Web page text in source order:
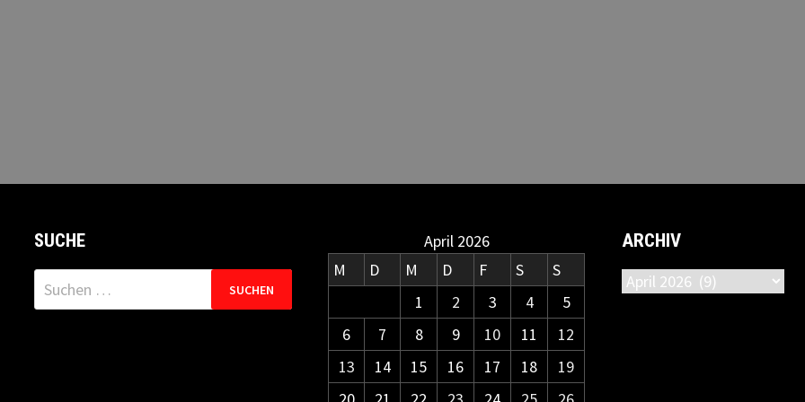
SUCHE
Suchen
nach:
April 2026
M
D M D F S
S
1
2 3 4
5
6
7 8 9 10 11
12
13
14 15 16 17 18
19
ARCHIV
Archiv